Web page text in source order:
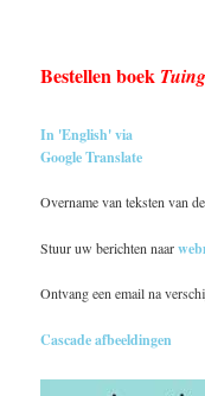
Bestellen boek
In 'English' via
Google Translate
Overname van teksten van
Stuur uw berichten naar
Ontvang een email na
Cascade afbeeldingen